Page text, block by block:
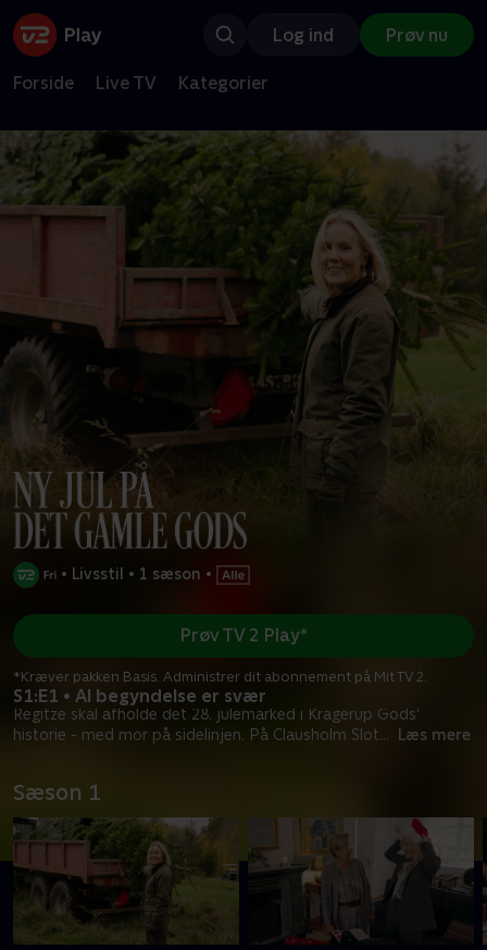
Log ind Prøv nu
Forside Live TV Kategorier
• Livsstil • 1 sæson •
S1:E1 • Al begyndelse er svær
Regitze skal afholde det 28. julemarked i Kragerup Gods'
historie - med mor på sidelinjen. På Clausholm Slot... Læs mere
Prøv TV 2 Play*
*Kræver pakken Basis. Administrer dit abonnement på Mit TV 2.
Sæson 1